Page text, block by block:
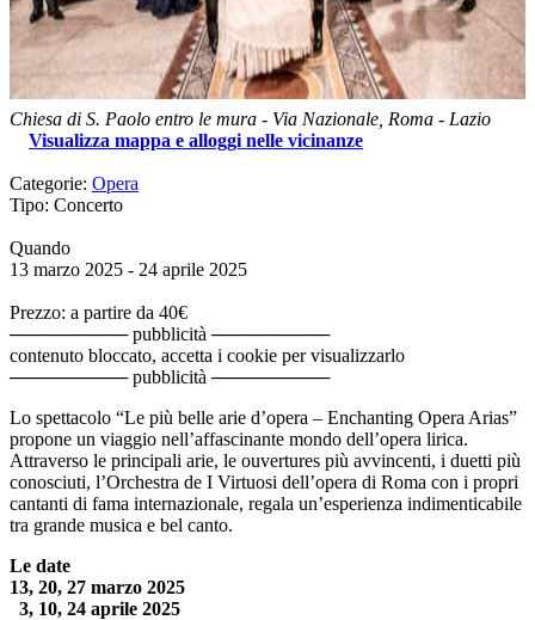
Chiesa di S. Paolo entro le mura - Via Nazionale, Roma - Lazio
Visualizza mappa e alloggi nelle vicinanze
Categorie: Opera
Tipo: Concerto
Quando
13 marzo 2025 - 24 aprile 2025
Prezzo: a partire da 40€
───────── pubblicità ─────────
contenuto bloccato, accetta i cookie per visualizzarlo
───────── pubblicità ─────────
Lo spettacolo “Le più belle arie d’opera – Enchanting Opera Arias”
propone un viaggio nell’affascinante mondo dell’opera lirica.
Attraverso le principali arie, le ouvertures più avvincenti, i duetti più
conosciuti, l’Orchestra de I Virtuosi dell’opera di Roma con i propri
cantanti di fama internazionale, regala un’esperienza indimenticabile
tra grande musica e bel canto.
Le date
13, 20, 27 marzo 2025
3, 10, 24 aprile 2025